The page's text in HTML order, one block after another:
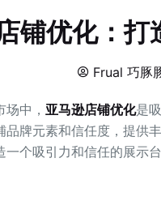
铺优化：打
Frual 巧豚
中， 亚马逊店铺优化是
品牌元素和信任度，提供
个吸引力和信任的展示